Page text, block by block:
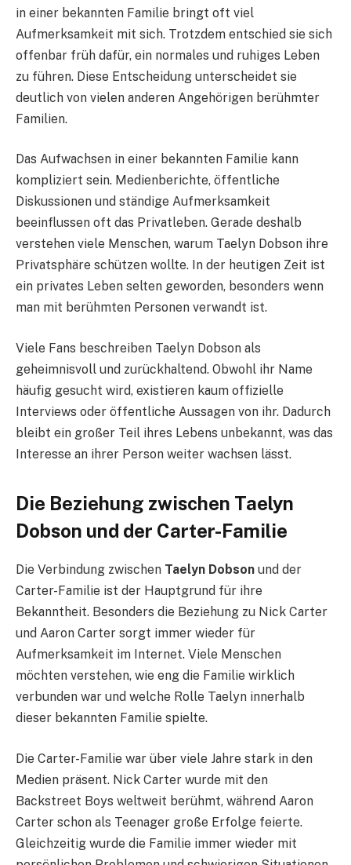
in einer bekannten Familie bringt oft viel
Aufmerksamkeit mit sich. Trotzdem entschied sie sich
offenbar früh dafür, ein normales und ruhiges Leben
zu führen. Diese Entscheidung unterscheidet sie
deutlich von vielen anderen Angehörigen berühmter
Familien.
Das Aufwachsen in einer bekannten Familie kann
kompliziert sein. Medienberichte, öffentliche
Diskussionen und ständige Aufmerksamkeit
beeinflussen oft das Privatleben. Gerade deshalb
verstehen viele Menschen, warum Taelyn Dobson ihre
Privatsphäre schützen wollte. In der heutigen Zeit ist
ein privates Leben selten geworden, besonders wenn
man mit berühmten Personen verwandt ist.
Viele Fans beschreiben Taelyn Dobson als
geheimnisvoll und zurückhaltend. Obwohl ihr Name
häufig gesucht wird, existieren kaum offizielle
Interviews oder öffentliche Aussagen von ihr. Dadurch
bleibt ein großer Teil ihres Lebens unbekannt, was das
Interesse an ihrer Person weiter wachsen lässt.
Die Beziehung zwischen Taelyn
Dobson und der Carter-Familie
Die Verbindung zwischen Taelyn Dobson und der
Carter-Familie ist der Hauptgrund für ihre
Bekanntheit. Besonders die Beziehung zu Nick Carter
und Aaron Carter sorgt immer wieder für
Aufmerksamkeit im Internet. Viele Menschen
möchten verstehen, wie eng die Familie wirklich
verbunden war und welche Rolle Taelyn innerhalb
dieser bekannten Familie spielte.
Die Carter-Familie war über viele Jahre stark in den
Medien präsent. Nick Carter wurde mit den
Backstreet Boys weltweit berühmt, während Aaron
Carter schon als Teenager große Erfolge feierte.
Gleichzeitig wurde die Familie immer wieder mit